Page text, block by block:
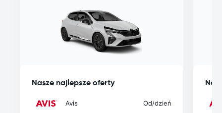
Nasze najlepsze oferty
Avis Od/dzień